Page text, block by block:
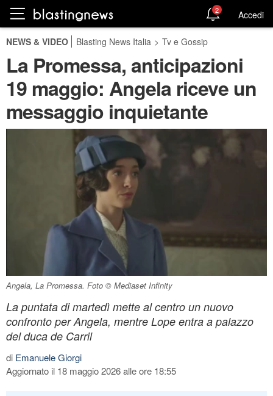
2 Accedi
NEWS & VIDEO Blasting News Italia > Tv e Gossip
La Promessa, anticipazioni
19 maggio: Angela riceve un
messaggio inquietante
Angela, La Promessa. Foto © Mediaset Infinity
La puntata di martedì mette al centro un nuovo
confronto per Angela, mentre Lope entra a palazzo
del duca de Carril
di Emanuele Giorgi
Aggiornato il 18 maggio 2026 alle ore 18:55